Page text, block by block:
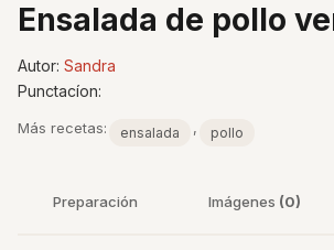
Ensalada de pollo
Autor: Sandra
Punctacíon:
Más recetas: ensalada , pollo
Preparación Imágenes (0)